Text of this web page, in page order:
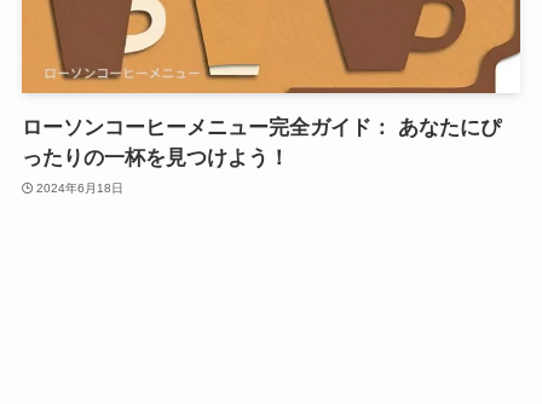
ローソンコーヒーメニュー完全ガイド： あなたにぴ
ったりの一杯を見つけよう！
2024年6月18日